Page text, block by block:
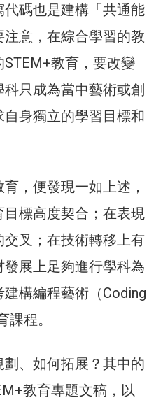
碼也是建構「共通能
意，在綜合學習的教
教育，要改變
只成為當中藝術或創
身獨立的學習目標和
，便發現一如上述，
標高度契合；在表現
叉；在技術轉移上有
展上足夠進行學科為
構編程藝術（Coding
程。
、如何拓展？其中的
教育專題文稿，以